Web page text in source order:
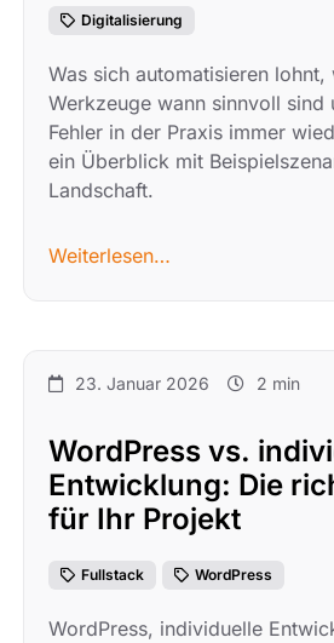
Digitalisierung
Was sich automatisieren lohnt,
Werkzeuge wann sinnvoll sind
Fehler in der Praxis immer
ein Überblick mit
Landschaft.
Weiterlesen…
23. Januar 2026 2 min
WordPress vs.
Entwicklung: Die
für Ihr Projekt
Fullstack WordPress
WordPress, individuelle